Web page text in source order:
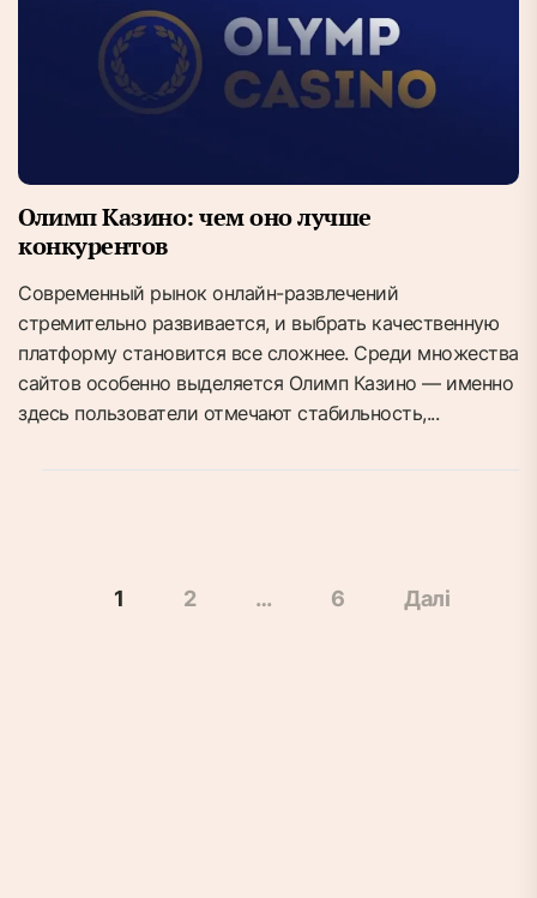
Олимп Казино: чем оно лучше
конкурентов
Современный рынок онлайн-развлечений
стремительно развивается, и выбрать качественную
платформу становится все сложнее. Среди множества
сайтов особенно выделяется Олимп Казино — именно
здесь пользователи отмечают стабильность,...
Навігація
1 2 … 6 Далі